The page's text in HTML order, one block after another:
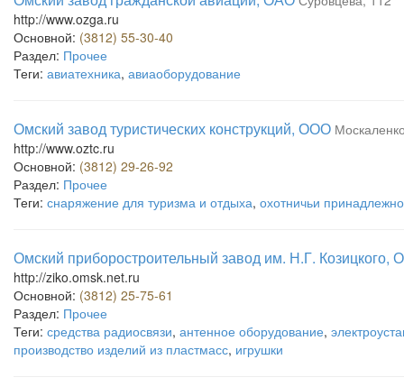
http://www.ozga.ru
Основной: (3812) 55-30-40
Раздел: Прочее
Теги: авиатехника, авиаоборудование
Омский завод туристических конструкций, ООО
http://www.oztc.ru
Основной: (3812) 29-26-92
Раздел: Прочее
Теги: снаряжение для туризма и отдыха, охотничьи
Омский приборостроительный завод им. Н.Г. Козицкого,
http://ziko.omsk.net.ru
Основной: (3812) 25-75-61
Раздел: Прочее
Теги: средства радиосвязи, антенное оборудование,
производство изделий из пластмасс, игрушки